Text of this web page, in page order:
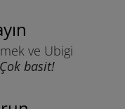
ve Ubigi
Çok basit!